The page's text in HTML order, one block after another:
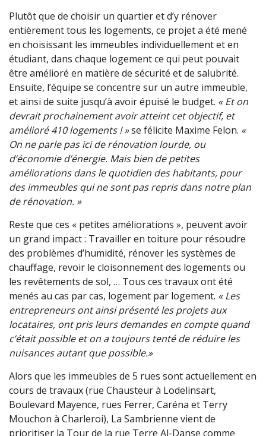
Plutôt que de choisir un quartier et d’y rénover
entièrement tous les logements, ce projet a été mené
en choisissant les immeubles individuellement et en
étudiant, dans chaque logement ce qui peut pouvait
être amélioré en matière de sécurité et de salubrité.
Ensuite, l’équipe se concentre sur un autre immeuble,
et ainsi de suite jusqu’à avoir épuisé le budget. « Et on
devrait prochainement avoir atteint cet objectif, et
amélioré 410 logements ! »se félicite Maxime Felon. «
On ne parle pas ici de rénovation lourde, ou
d’économie d’énergie. Mais bien de petites
améliorations dans le quotidien des habitants, pour
des immeubles qui ne sont pas repris dans notre plan
de rénovation. »
Reste que ces « petites améliorations », peuvent avoir
un grand impact : Travailler en toiture pour résoudre
des problèmes d’humidité, rénover les systèmes de
chauffage, revoir le cloisonnement des logements ou
les revêtements de sol, … Tous ces travaux ont été
menés au cas par cas, logement par logement. « Les
entrepreneurs ont ainsi présenté les projets aux
locataires, ont pris leurs demandes en compte quand
c’était possible et on a toujours tenté de réduire les
nuisances autant que possible.»
Alors que les immeubles de 5 rues sont actuellement en
cours de travaux (rue Chausteur à Lodelinsart,
Boulevard Mayence, rues Ferrer, Caréna et Terry
Mouchon à Charleroi), La Sambrienne vient de
prioritiser la Tour de la rue Terre Al-Danse comme